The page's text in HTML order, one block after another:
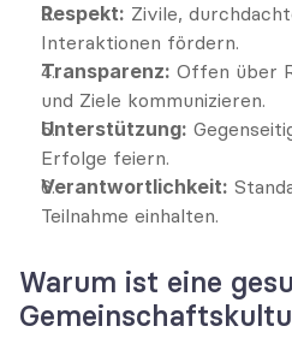
Respekt: Zivile,
Interaktionen fördern.
Transparenz: Offen über
und Ziele kommunizieren.
Unterstützung:
Erfolge feiern.
Verantwortlichkeit:
Teilnahme einhalten.
Warum ist eine